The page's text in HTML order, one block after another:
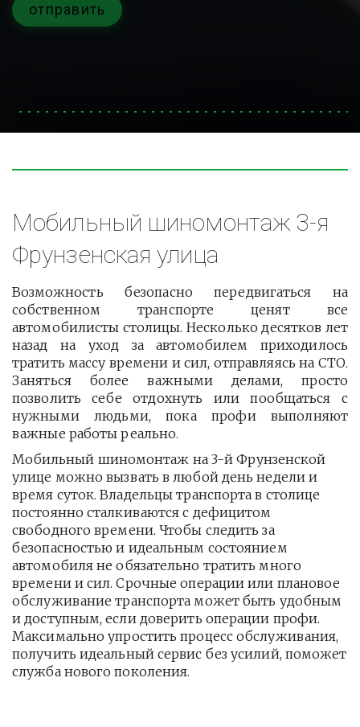
отправить
Мобильный шиномонтаж 3-я
Фрунзенская улица
Возможность безопасно передвигаться на
собственном транспорте ценят все
автомобилисты столицы. Несколько десятков лет
назад на уход за автомобилем приходилось
тратить массу времени и сил, отправляясь на СТО.
Заняться более важными делами, просто
позволить себе отдохнуть или пообщаться с
нужными людьми, пока профи выполняют
важные работы реально.
Мобильный шиномонтаж на 3-й Фрунзенской
улице можно вызвать в любой день недели и
время суток. Владельцы транспорта в столице
постоянно сталкиваются с дефицитом
свободного времени. Чтобы следить за
безопасностью и идеальным состоянием
автомобиля не обязательно тратить много
времени и сил. Срочные операции или плановое
обслуживание транспорта может быть удобным
и доступным, если доверить операции профи.
Максимально упростить процесс обслуживания,
получить идеальный сервис без усилий, поможет
служба нового поколения.